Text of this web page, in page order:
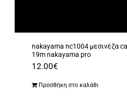
nakayama nc1004 μεσινέζα
19m nakayama pro
12.00€
Προσθήκη στο καλάθι